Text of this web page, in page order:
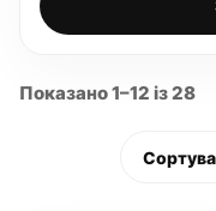
Показано 1–12 із 28